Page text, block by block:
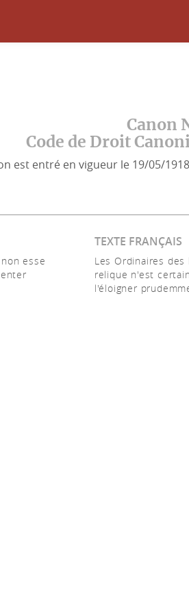
Canon
Code de Droit
est entré en vigueur le 19/05/
esse
TEXTE FRANÇAIS
Les Ordinaires
relique n'est
l'éloigner